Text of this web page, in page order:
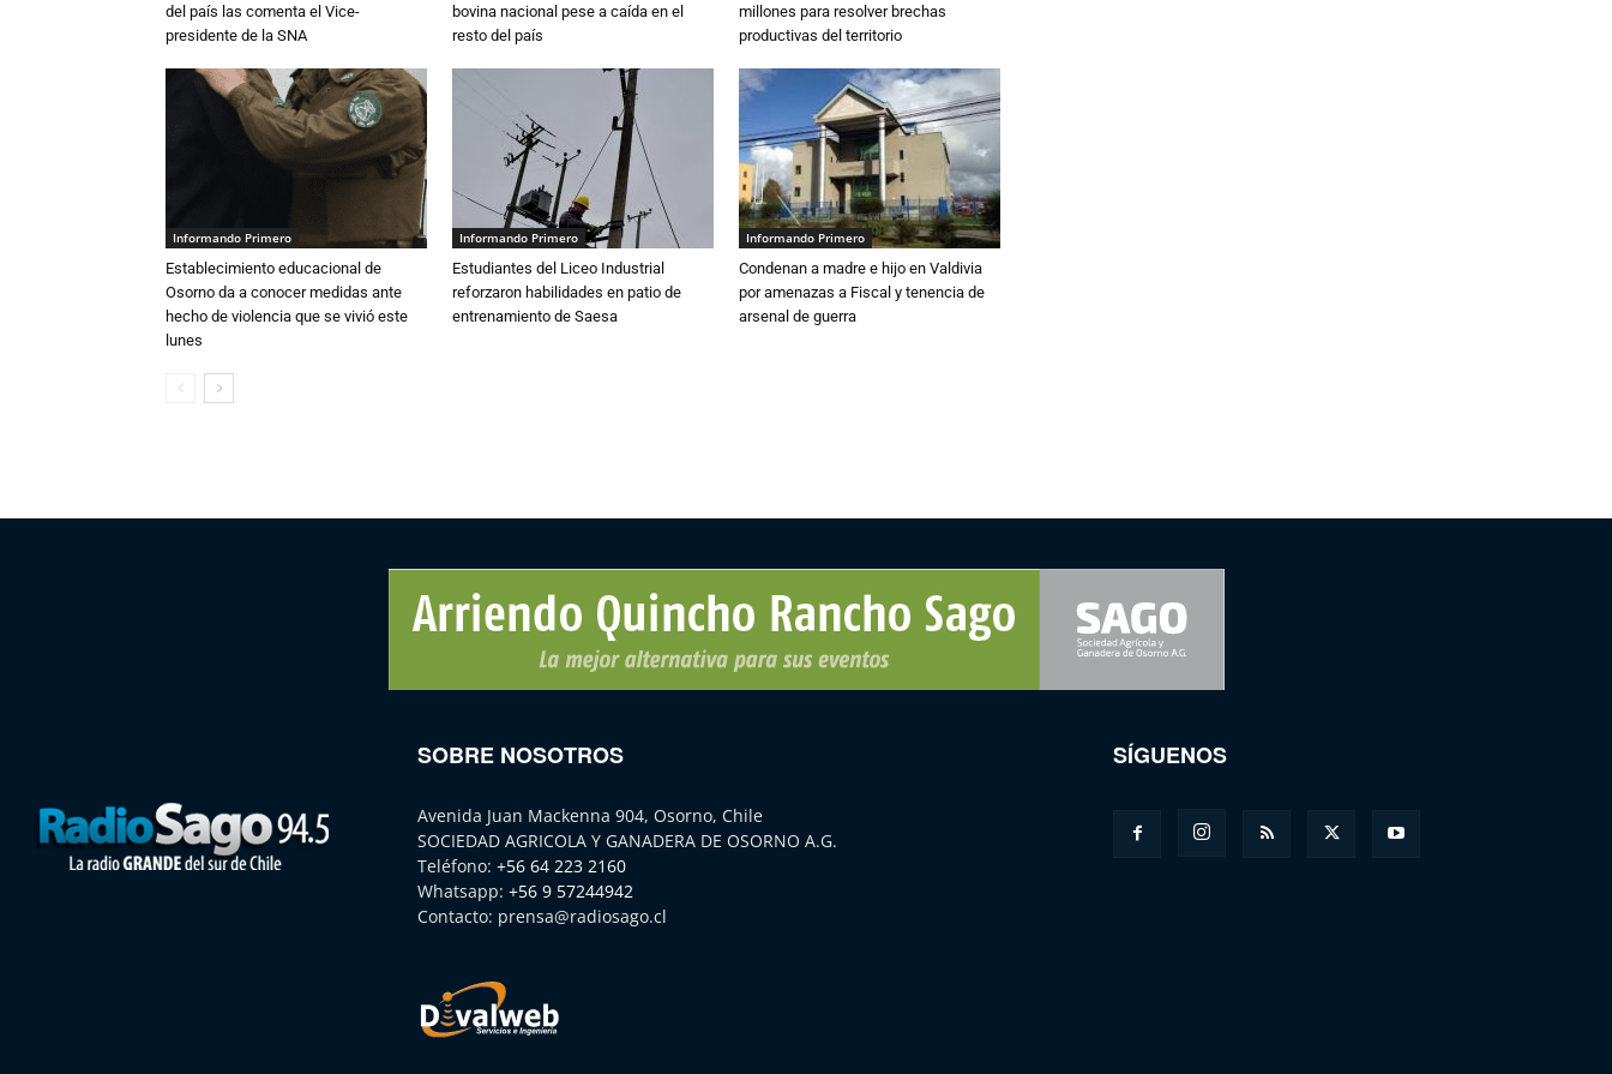
del país las comenta el Vice-
presidente de la SNA
bovina nacional pese a caída en el
resto del país
millones para resolver brechas
productivas del territorio
Informando Primero
Establecimiento educacional de
Osorno da a conocer medidas ante
hecho de violencia que se vivió este
lunes
Informando Primero
Estudiantes del Liceo Industrial
reforzaron habilidades en patio de
entrenamiento de Saesa
Informando Primero
Condenan a madre e hijo en Valdivia
por amenazas a Fiscal y tenencia de
arsenal de guerra
SOBRE NOSOTROS
Avenida Juan Mackenna 904, Osorno, Chile
SOCIEDAD AGRICOLA Y GANADERA DE OSORNO A.G.
Teléfono: +56 64 223 2160
Whatsapp: +56 9 57244942
Contacto: prensa@radiosago.cl
SÍGUENOS